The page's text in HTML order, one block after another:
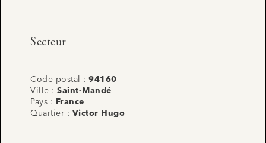
Secteur
Code postal : 94160
Ville : Saint-Mandé
Pays :
France
Quartier : Victor Hugo